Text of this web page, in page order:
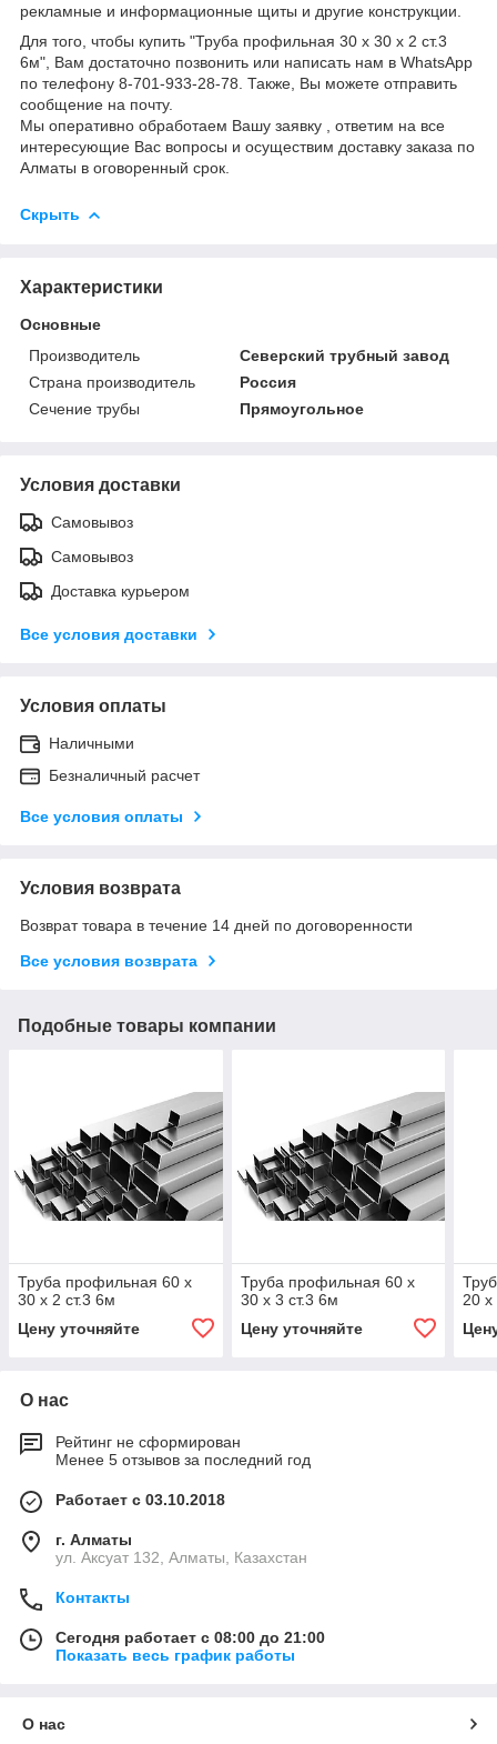
рекламные и информационные щиты и другие конструкции.
Для того, чтобы купить "Труба профильная 30 х 30 х 2 ст.3
6м", Вам достаточно позвонить или написать нам в WhatsApp
по телефону 8-701-933-28-78. Также, Вы можете отправить
сообщение на почту.
Мы оперативно обработаем Вашу заявку , ответим на все
интересующие Вас вопросы и осуществим доставку заказа по
Алматы в оговоренный срок.
Скрыть
Характеристики
Основные
Производитель
Северский трубный завод
Страна производитель
Россия
Сечение трубы
Прямоугольное
Условия доставки
Самовывоз
Самовывоз
Доставка курьером
Все условия доставки
Условия оплаты
Наличными
Безналичный расчет
Все условия оплаты
Условия возврата
Возврат товара в течение 14 дней по договоренности
Все условия возврата
Подобные товары компании
Труба профильная 60 х
30 х 2 ст.3 6м
Цену уточняйте
Труба профильная 60 х
30 х 3 ст.3 6м
Цену уточняйте
20 х
О нас
Рейтинг не сформирован
Менее 5 отзывов за последний год
Работает с 03.10.2018
г. Алматы
ул. Аксуат 132, Алматы, Казахстан
Контакты
Сегодня работает с 08:00 до 21:00
Показать весь график работы
О нас